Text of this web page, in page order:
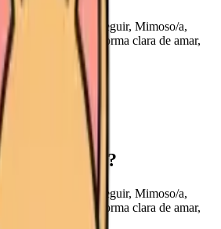
las tendencias Seguir, Mimoso/a,
tipo muestra una forma clara de amar,
el test
a
Leal?
las tendencias Seguir, Mimoso/a,
tipo muestra una forma clara de amar,